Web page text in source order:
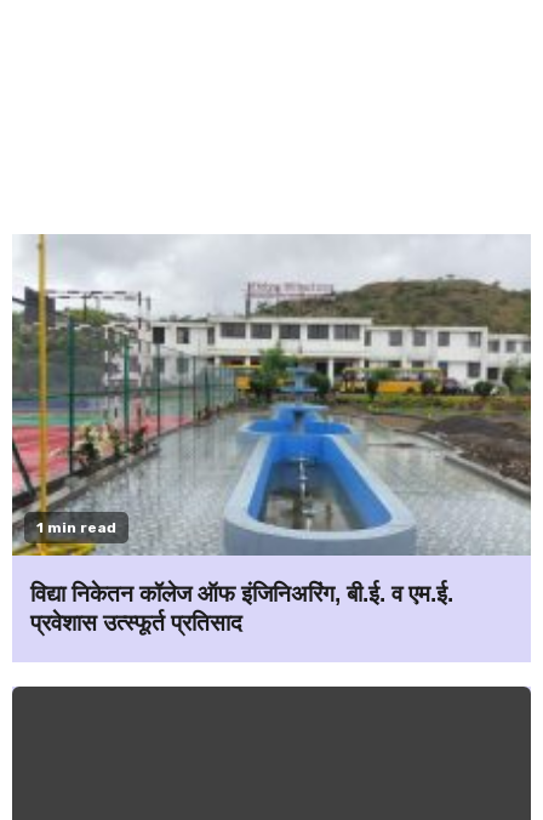
1 min read
विद्या निकेतन कॉलेज ऑफ इंजिनिअरिंग, बी.ई. व एम.ई.
प्रवेशास उत्स्फूर्त प्रतिसाद